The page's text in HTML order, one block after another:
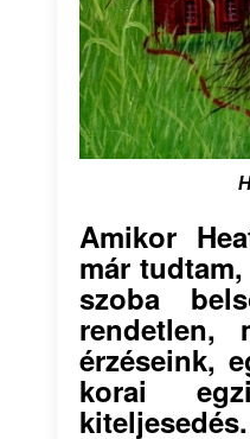
Amikor
már
szoba
rendetlen,
érzéseink,
korai
kiteljesedés.